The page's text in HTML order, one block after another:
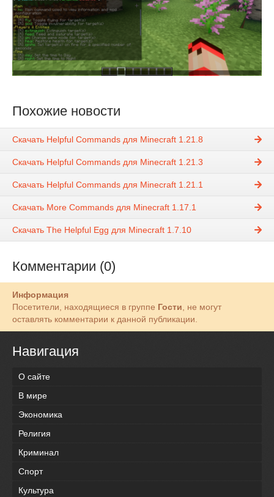
Похожие новости
Скачать Helpful Commands для Minecraft 1.21.8
Скачать Helpful Commands для Minecraft 1.21.3
Скачать Helpful Commands для Minecraft 1.21.1
Скачать More Commands для Minecraft 1.17.1
Скачать The Helpful Egg для Minecraft 1.7.10
Комментарии (0)
Информация
Посетители, находящиеся в группе Гости , не могут
оставлять комментарии к данной публикации.
Навигация
О сайте
В мире
Экономика
Религия
Криминал
Спорт
Культура